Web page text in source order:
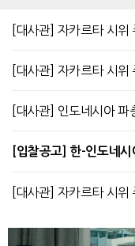
[대사관] 자카르타 시
[대사관] 자카르타 시
[대사관] 인도네시아
[입찰공고] 한-인도네
[대사관] 자카르타 시